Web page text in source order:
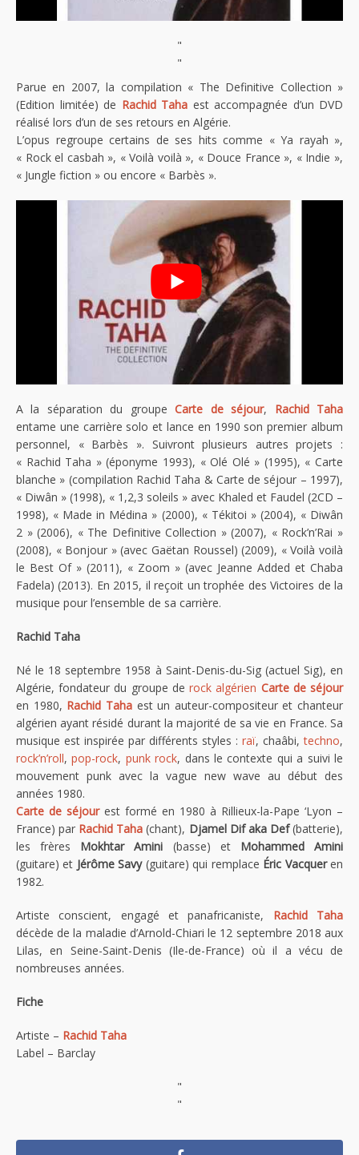
"
"
Parue en 2007, la compilation « The Definitive Collection »
(Edition limitée) de Rachid Taha est accompagnée d’un DVD
réalisé lors d’un de ses retours en Algérie.
L’opus regroupe certains de ses hits comme « Ya rayah »,
« Rock el casbah », « Voilà voilà », « Douce France », « Indie »,
« Jungle fiction » ou encore « Barbès ».
A la séparation du groupeCarte de séjour, Rachid Taha
entame une carrière solo et lance en 1990 son premier album
personnel, « Barbès ». Suivront plusieurs autres projets :
« Rachid Taha » (éponyme 1993), « Olé Olé » (1995), « Carte
blanche » (compilation Rachid Taha & Carte de séjour – 1997),
« Diwân » (1998), « 1,2,3 soleils » avec Khaled et Faudel (2CD –
1998), « Made in Médina » (2000), « Tékitoi » (2004), « Diwân
2 » (2006), « The Definitive Collection » (2007), « Rock’n’Rai »
(2008), « Bonjour » (avec Gaëtan Roussel) (2009), « Voilà voilà
le Best Of » (2011), « Zoom » (avec Jeanne Added et Chaba
Fadela) (2013). En 2015, il reçoit un trophée des Victoires de la
musique pour l’ensemble de sa carrière.
Rachid Taha
Né le 18 septembre 1958 à Saint-Denis-du-Sig (actuel Sig), en
Algérie, fondateur du groupe derock algérien Carte de séjour
en 1980, Rachid Tahaest un auteur-compositeur et chanteur
algérien ayant résidé durant la majorité de sa vie en France. Sa
musique est inspirée par différents styles : raï, chaâbi,techno,
rock’n’roll,pop-rock, punk rock, dans le contexte qui a suivi le
mouvement punk avec la vague new wave au début des
années 1980.
Carte de séjourest formé en 1980 à Rillieux-la-Pape ‘Lyon –
France) par Rachid Taha (chant), Djamel Dif aka Def(batterie),
les frères Mokhtar Amini (basse) et Mohammed Amini
(guitare) et Jérôme Savy(guitare) qui remplace Éric Vacqueren
1982.
Artiste conscient, engagé et panafricaniste, Rachid Taha
décède de la maladie d’Arnold-Chiari le 12 septembre 2018 aux
Lilas, en Seine-Saint-Denis (Ile-de-France) où il a vécu de
nombreuses années.
Fiche
Artiste – Rachid Taha
Label – Barclay
"
"